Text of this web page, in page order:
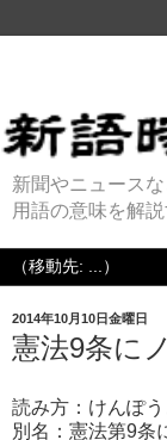
新聞やニュース
用語の意味を解
2014年10月10日金曜日
憲法9条に
読み方：けんぽ
別名：憲法第9条